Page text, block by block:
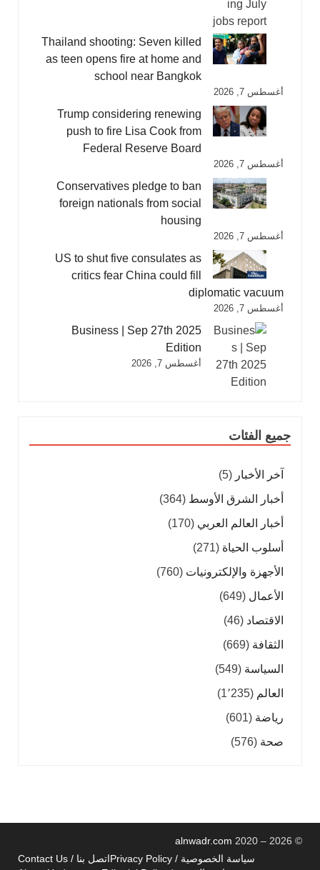
Thailand shooting: Seven killed
as teen opens fire at home and
school near Bangkok
أغسطس 7, 2026
Trump considering renewing
push to fire Lisa Cook from
Federal Reserve Board
أغسطس 7, 2026
Conservatives pledge to ban
foreign nationals from social
housing
أغسطس 7, 2026
US to shut five consulates as
critics fear China could fill
diplomatic vacuum
أغسطس 7, 2026
Business | Sep 27th 2025
Edition
أغسطس 7, 2026
جميع الفئات
آخر الأخبار (5)
أخبار الشرق الأوسط (364)
أخبار العالم العربي (170)
أسلوب الحياة (271)
الأجهزة والإلكترونيات (760)
الأعمال (649)
الاقتصاد (46)
الثقافة (669)
السياسة (549)
العالم (1٬235)
رياضة (601)
صحة (576)
©
alnwadr.com 2020 – 2026
سياسة الخصوصية / Privacy Policy
اتصل بنا / Contact Us